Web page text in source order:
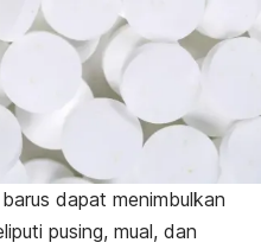
dapat menimbulkan
pusing, mual, dan